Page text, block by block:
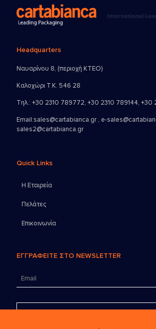
Headquarters
Ναυαρίνου 8, (περιοχή ΚΤΕΟ)
Καλοχώρι Τ.Κ. 546 28
Τηλ.: +30 2310 789772, +30 2310 789144, +30
Email:sales@cartabianca.gr , e-
sales2@cartabianca.gr
Quick Links
Η Εταιρεία
Πελάτες
Επικοινωνία
ΕΓΓΡΑΦΕΙΤΕ ΣΤΟ NEWSLETTER